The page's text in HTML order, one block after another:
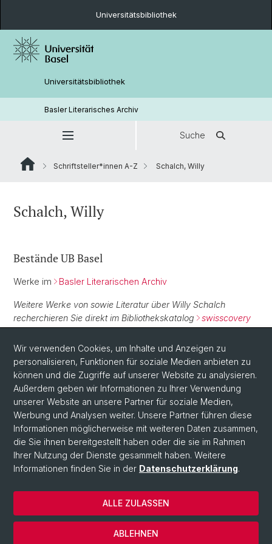
Universitätsbibliothek
Universitätsbibliothek
Basler Literarisches Archiv
Suche
Schriftsteller*innen A-Z Schalch, Willy
Schalch, Willy
Bestände UB Basel
Werke im Basler Literarischen Archiv
Weitere Werke von sowie Literatur über Willy Schalch
recherchieren Sie direkt im Bibliothekskatalog
swisscovery
Basel.
Normdaten
GND: 126776180
Wir verwenden Cookies, um Inhalte und Anzeigen zu
personalisieren, Funktionen für soziale Medien anbieten zu
können und die Zugriffe auf unserer Website zu analysieren.
Außerdem geben wir Informationen zu Ihrer Verwendung
unserer Website an unsere Partner für soziale Medien,
Werbung und Analysen weiter. Unsere Partner führen diese
Informationen möglicherweise mit weiteren Daten zusammen,
die Sie ihnen bereitgestellt haben oder die sie im Rahmen
Ihrer Nutzung der Dienste gesammelt haben. Weitere
Informationen finden Sie in der Datenschutzerklärung.
ABLEHNEN
ALLE ZULASSEN